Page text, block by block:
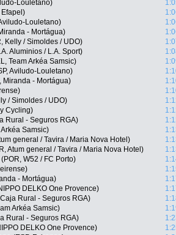
Louletano)
Louletano)
- Mortágua)
Kelly / Simoldes / UDO)
Aluminios / L.A. Sport)
Team Arkéa Samsic)
Aviludo-Louletano)
Miranda - Mortágua)
/ Simoldes / UDO)
Cycling)
Rural - Seguros RGA)
Samsic)
general / Tavira / Maria Nova Hotel)
Atum general / Tavira / Maria Nova Hotel)
W52 / FC Porto)
- Mortágua)
DELKO One Provence)
Rural - Seguros RGA)
Arkéa Samsic)
Rural - Seguros RGA)
DELKO One Provence)